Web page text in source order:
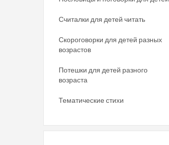
Считалки для детей читать
Скороговорки для детей разных
возрастов
Потешки для детей разного
возраста
Тематические стихи